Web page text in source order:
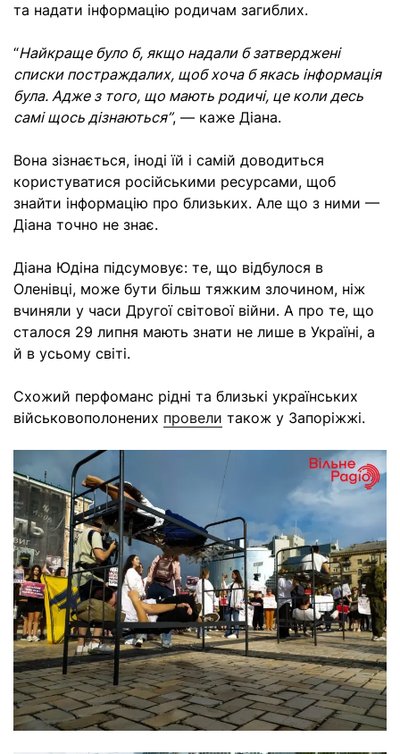
та надати інформацію родичам загиблих.
“Найкраще було б, якщо надали б затверджені
списки постраждалих, щоб хоча б якась інформація
була. Адже з того, що мають родичі, це коли десь
самі щось дізнаються”, — каже Діана.
Вона зізнається, іноді їй і самій доводиться
користуватися російськими ресурсами, щоб
знайти інформацію про близьких. Але що з ними —
Діана точно не знає.
Діана Юдіна підсумовує: те, що відбулося в
Оленівці, може бути більш тяжким злочином, ніж
вчиняли у часи Другої світової війни. А про те, що
сталося 29 липня мають знати не лише в Україні, а
й в усьому світі.
Схожий перфоманс рідні та близькі українських
військовополонених провели також у Запоріжжі.